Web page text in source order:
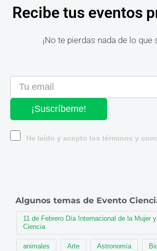
Recibe tus eventos
¡No te pierdas nada de lo que
¡Suscríbeme!
He leído y acepto los términos y
Algunos temas de Evento
11 de Febrero Día Internacional de la Mujer
Ciencia
animales Arte Astronomía